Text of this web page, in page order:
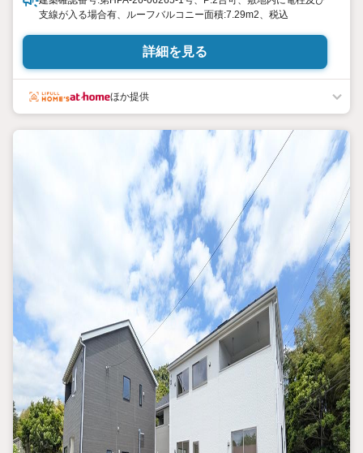
支線が入る場合有、ルーフバルコニー面積:7.29m2、税込
詳細を見る
ほか提供